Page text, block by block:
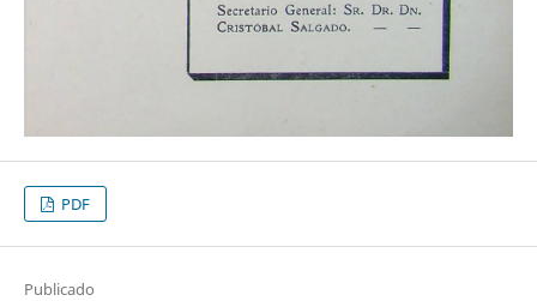
PDF
Publicado